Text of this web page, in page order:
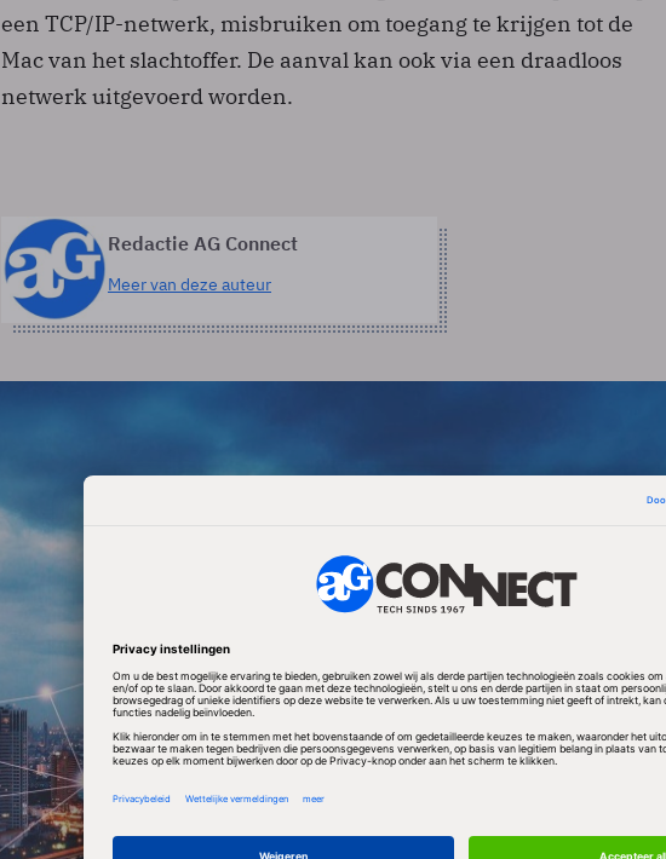
een TCP/IP-netwerk, misbruiken om toegang te krijgen tot de
Mac van het slachtoffer. De aanval kan ook via een draadloos
netwerk uitgevoerd worden.
Redactie AG Connect
Meer van deze auteur